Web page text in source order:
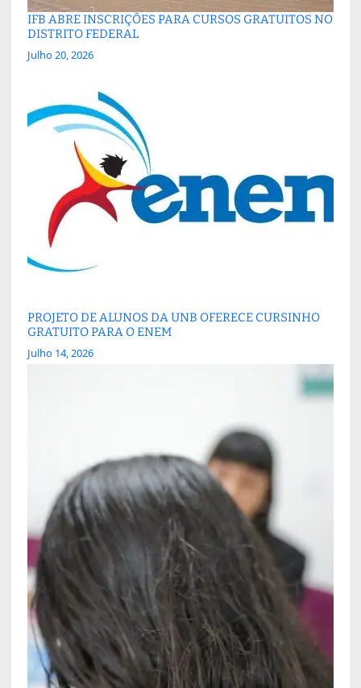
IFB ABRE INSCRIÇÕES PARA CURSOS GRATUITOS NO
DISTRITO FEDERAL
Julho 20, 2026
PROJETO DE ALUNOS DA UNB OFERECE CURSINHO
GRATUITO PARA O ENEM
Julho 14, 2026